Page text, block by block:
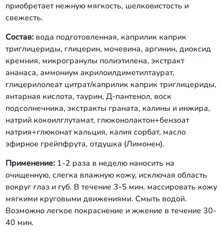
приобретает нежную мягкость, шелковистость и
свежесть.
Состав:вода подготовленная, каприлик каприк
триглицериды, глицерин, мочевина, аргинин, диоксид
кремния, микрогранулы полиэтилена, экстракт
ананаса, аммониум акрилоилдиметилтаурат,
глицерилолеат цитрат/каприлик каприк триглицериды,
янтарная кислота, таурин, Д-пантенол, воск
подсолнечника, экстракты граната, калины и инжира,
натрий кокоилглутамат, глюконолактон+бензоат
натрия+глюконат кальция, калия сорбат, масло
эфирное грейпфрута, отдушка (Лимонен).
Применение:1-2 раза в неделю наносить на
очищенную, слегка влажную кожу, исключая область
вокруг глаз и губ. В течение 3-5 мин. массировать кожу
мягкими круговыми движениями. Смыть водой.
Возможно легкое покраснение и жжение в течение 30-
40 мин.